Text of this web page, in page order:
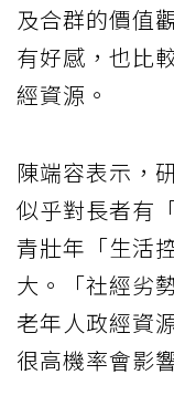
及合群的價值
有好感，也比
經資源。
陳端容表示，
似乎對長者有
青壯年「生活
大。「社經劣
老年人政經資
很高機率會影